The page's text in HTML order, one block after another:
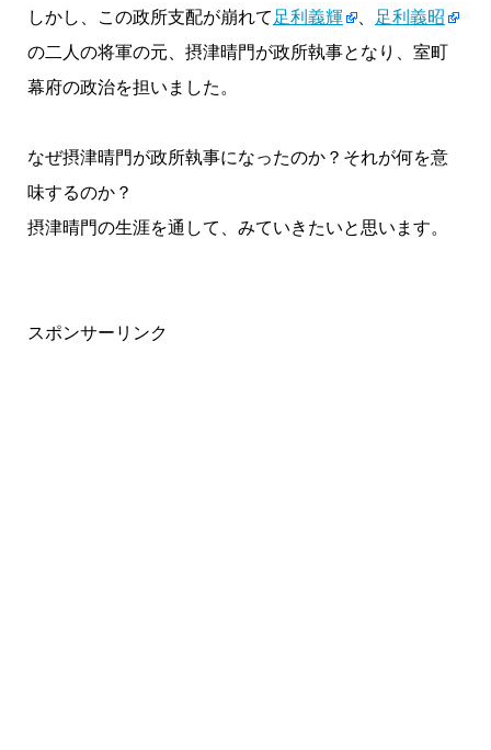
しかし、この政所支配が崩れて 足利義輝 、
足利義昭
の二人の将軍の元、摂津晴門が政所執事となり、室町
幕府の政治を担いました。
なぜ摂津晴門が政所執事になったのか？それが何を意
味するのか？
摂津晴門の生涯を通して、みていきたいと思います。
スポンサーリンク